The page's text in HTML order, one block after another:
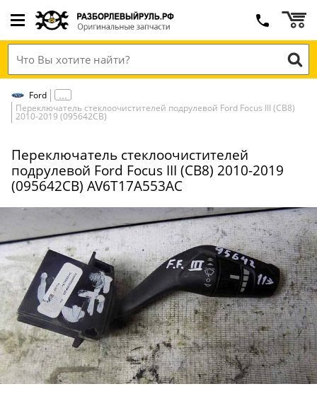
Ford
Переключатель стеклоочистителей подрулевой Ford Focus III (CB8)
2010-2019 (095642СВ)
Переключатель стеклоочистителей
подрулевой Ford Focus III (CB8) 2010-2019
(095642СВ) AV6T17A553AC